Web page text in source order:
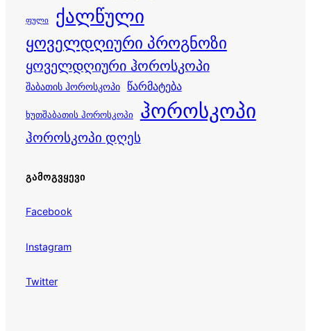
ფული ქალწული
ყოველდღიური პროგნოზი
ყოველდღიური ჰოროსკოპი
შაბათის ჰოროსკოპი წარმატება
ხუთშაბათის ჰოროსკოპი ჰოროსკოპი
ჰოროსკოპი დღეს
ᲒᲐᲛᲝᲒᲕᲧᲔᲕᲘ
Facebook
Instagram
Twitter